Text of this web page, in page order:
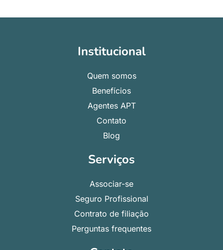
Institucional
Quem somos
Benefícios
Agentes APT
Contato
Blog
Serviços
Associar-se
Seguro Profissional
Contrato de filiação
Perguntas frequentes